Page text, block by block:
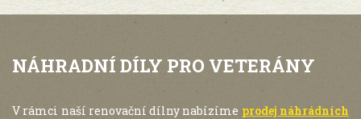
NÁHRADNÍ DÍLY PRO VETERÁNY
V rámci naší renovační dílny nabízíme prodej náhrádních